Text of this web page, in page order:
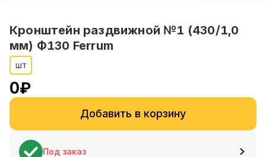
Кронштейн раздвижной №1 (430/1,0
мм) Ф130 Ferrum
шт
0₽
Добавить в корзину
Под заказ